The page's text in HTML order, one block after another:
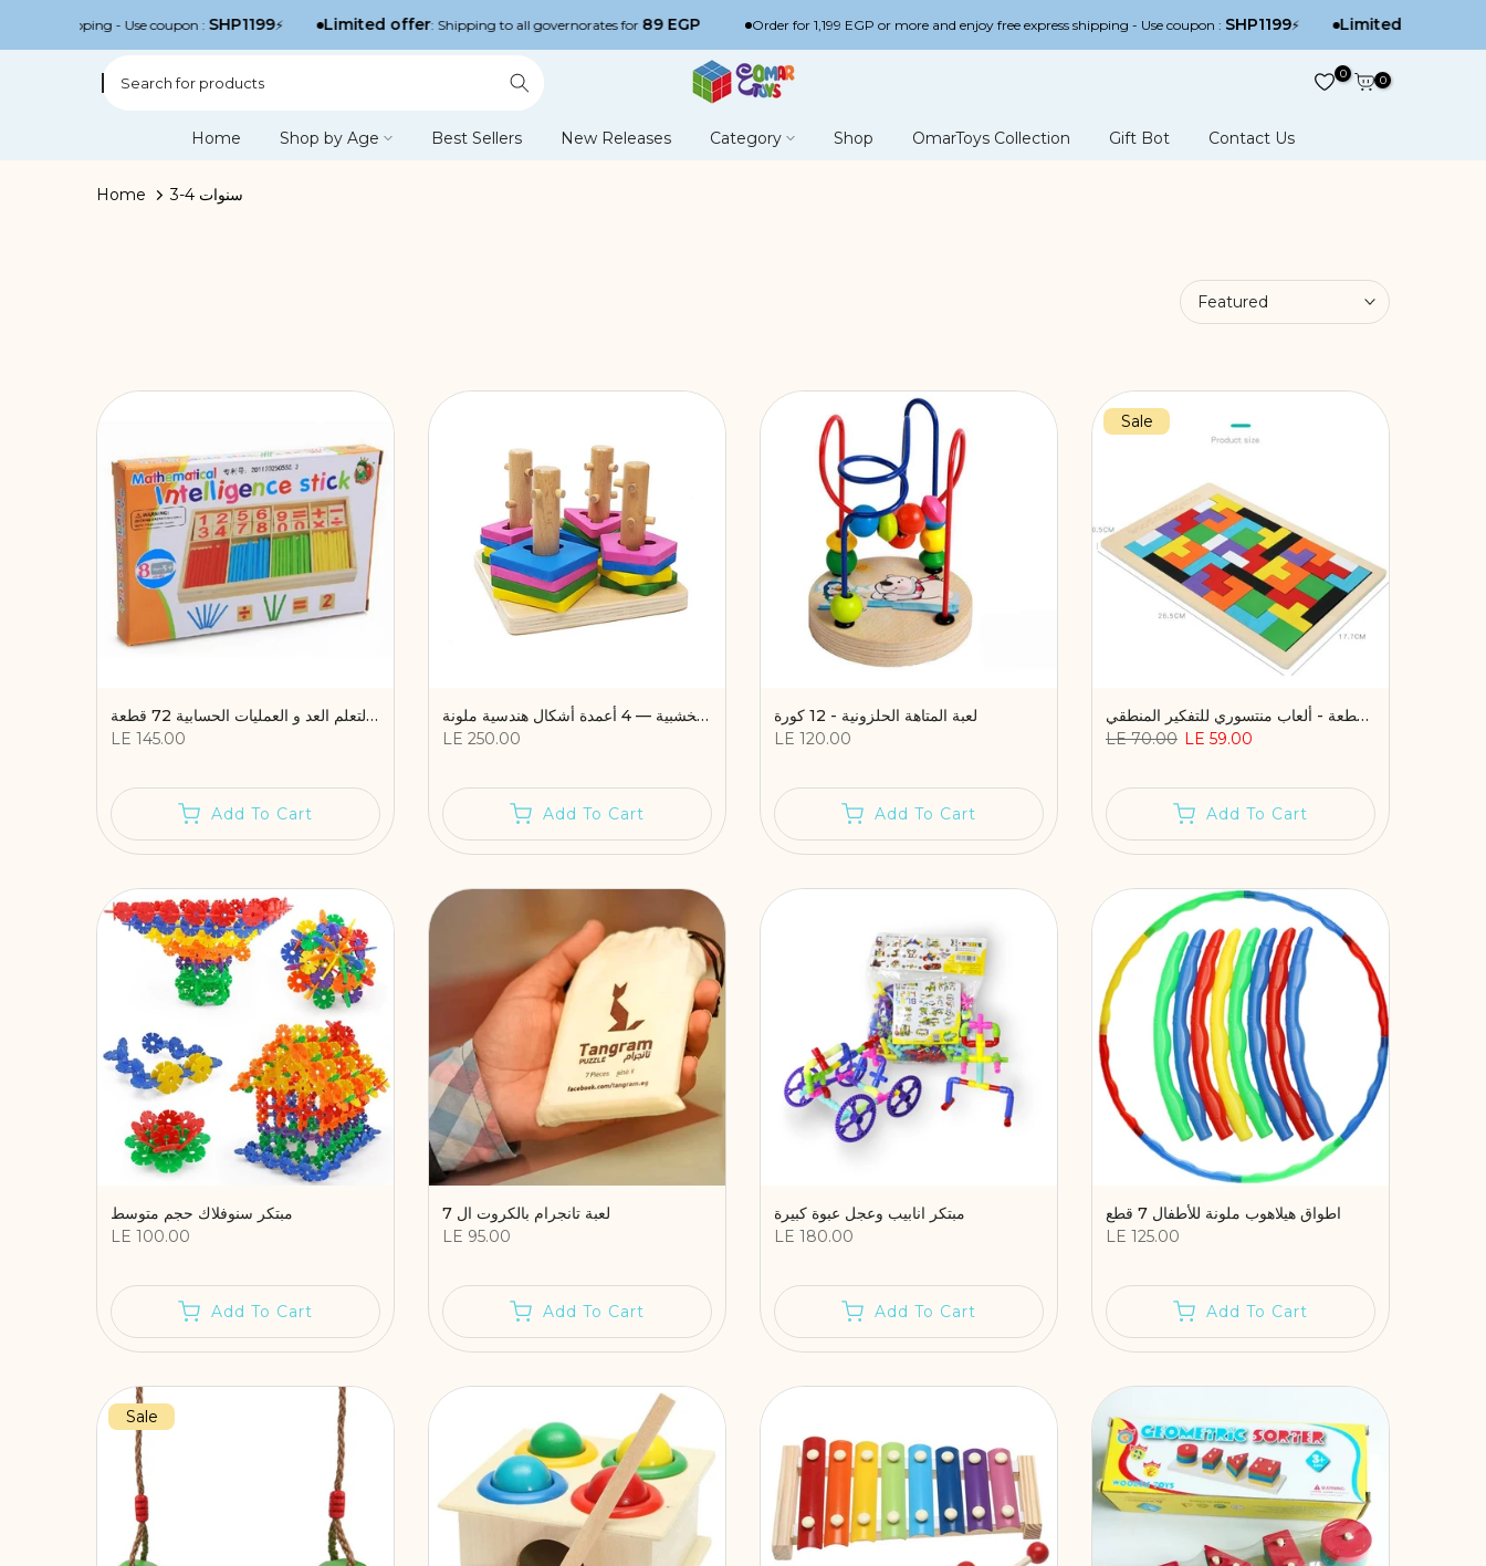
to
- Use coupon :SHP1199⚡ Limited offer: Shipping to all governorates for89 EGP Order for 1,199 EGP or more and enjoy free express shipping - Use coupon :SHP1199⚡ Limited offer: Shipping to all
0 0
Home Shop by Age Best Sellers New Releases Category Shop OmarToys Collection Gift Bot Contact Us
Home 3-4 سنوات
Featured
العصا الذكية لتعلم العد و العمليات الحسابية 72 قطعة
LE 145.00
Add To Cart
أعمدة حل المشكلات الخشبية — 4 أعمدة أشكال هندسية ملونة
LE 250.00
Add To Cart
لعبة المتاهة الحلزونية - 12 كورة
LE 120.00
Add To Cart
Sale
المكعب الروسي خشب 40 قطعة - ألعاب منتسوري للتفكير المنطقي
LE 70.00 LE 59.00
Add To Cart
مبتكر سنوفلاك حجم متوسط
LE 100.00
Add To Cart
لعبة تانجرام بالكروت ال 7
LE 95.00
Add To Cart
مبتكر انابيب وعجل عبوة كبيرة
LE 180.00
Add To Cart
اطواق هيلاهوب ملونة للأطفال 7 قطع
LE 125.00
Add To Cart
Sale